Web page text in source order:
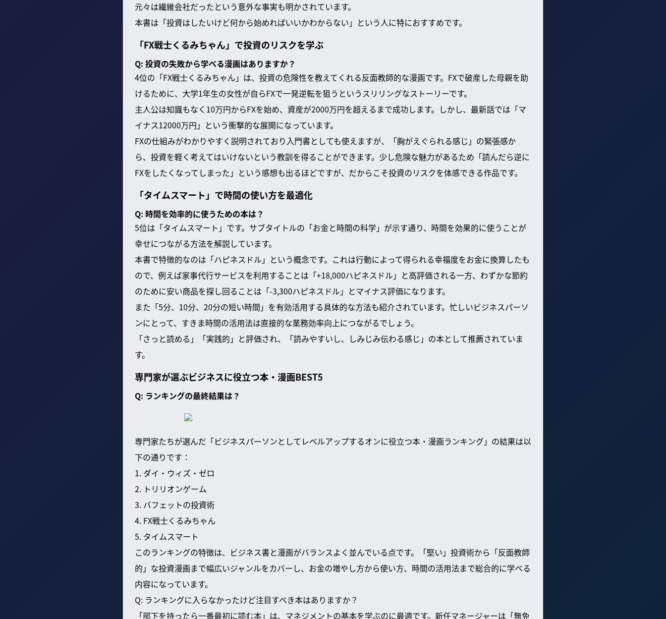
元々は繊維会社だったという意外な事実も明かされています。
本書は「投資はしたいけど何から始めればいいかわからない」という人に特におすすめです。
「FX戦士くるみちゃん」で投資のリスクを学ぶ
Q: 投資の失敗から学べる漫画はありますか？
4位の「FX戦士くるみちゃん」は、投資の危険性を教えてくれる反面教師的な漫画です。FXで破産した母親を助
けるために、大学1年生の女性が自らFXで一発逆転を狙うというスリリングなストーリーです。
主人公は知識もなく10万円からFXを始め、資産が2000万円を超えるまで成功します。しかし、最新話では「マ
イナス12000万円」という衝撃的な展開になっています。
FXの仕組みがわかりやすく説明されており入門書としても使えますが、「胸がえぐられる感じ」の緊張感か
ら、投資を軽く考えてはいけないという教訓を得ることができます。少し危険な魅力があるため「読んだら逆に
FXをしたくなってしまった」という感想も出るほどですが、だからこそ投資のリスクを体感できる作品です。
「タイムスマート」で時間の使い方を最適化
Q: 時間を効率的に使うための本は？
5位は「タイムスマート」です。サブタイトルの「お金と時間の科学」が示す通り、時間を効果的に使うことが
幸せにつながる方法を解説しています。
本書で特徴的なのは「ハピネスドル」という概念です。これは行動によって得られる幸福度をお金に換算したも
ので、例えば家事代行サービスを利用することは「+18,000ハピネスドル」と高評価される一方、わずかな節約
のために安い商品を探し回ることは「-3,300ハピネスドル」とマイナス評価になります。
また「5分、10分、20分の短い時間」を有効活用する具体的な方法も紹介されています。忙しいビジネスパーソ
ンにとって、すきま時間の活用法は直接的な業務効率向上につながるでしょう。
「さっと読める」「実践的」と評価され、「読みやすいし、しみじみ伝わる感じ」の本として推薦されていま
す。
専門家が選ぶビジネスに役立つ本・漫画BEST5
Q: ランキングの最終結果は？
専門家たちが選んだ「ビジネスパーソンとしてレベルアップするオンに役立つ本・漫画ランキング」の結果は以
下の通りです：
1. ダイ・ウィズ・ゼロ
2. トリリオンゲーム
3. バフェットの投資術
4. FX戦士くるみちゃん
5. タイムスマート
このランキングの特徴は、ビジネス書と漫画がバランスよく並んでいる点です。「堅い」投資術から「反面教師
的」な投資漫画まで幅広いジャンルをカバーし、お金の増やし方から使い方、時間の活用法まで総合的に学べる
内容になっています。
Q: ランキングに入らなかったけど注目すべき本はありますか？
「部下を持ったら一番最初に読む本」は、マネジメントの基本を学ぶのに最適です。新任マネージャーは「無免